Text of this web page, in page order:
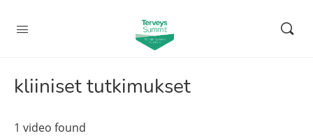
kliiniset tutkimukset
1 video found